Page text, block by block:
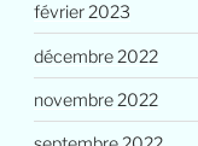
février 2023
décembre 2022
novembre 2022